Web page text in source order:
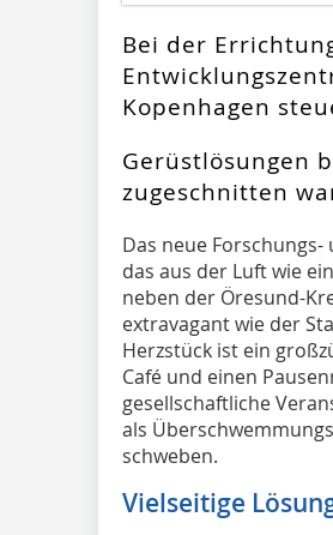
Bei der
Kopenhagen
Gerüstlösungen
zugeschnitten
Das neue
das aus der Luft wie
neben der Öresund-
extravagant wie der
Herzstück ist ein
Café und einen
gesellschaftliche
als
schweben.
Vielseitige